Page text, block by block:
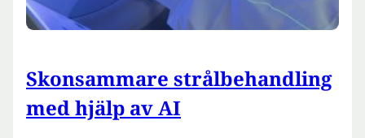
Skonsammare strålbehandling
med hjälp av AI